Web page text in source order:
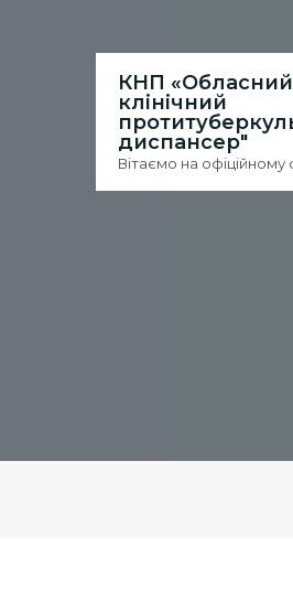
КНП «Обласний
клінічний
диспансер"
Вітаємо на офіційному